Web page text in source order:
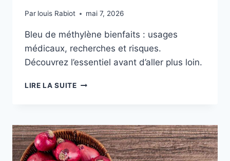
Par louis Rabiot mai 7, 2026
Bleu de méthylène bienfaits : usages
médicaux, recherches et risques.
Découvrez l’essentiel avant d’aller plus loin.
LIRE LA SUITEBLEU
BIENFAITS
IGNORÉS